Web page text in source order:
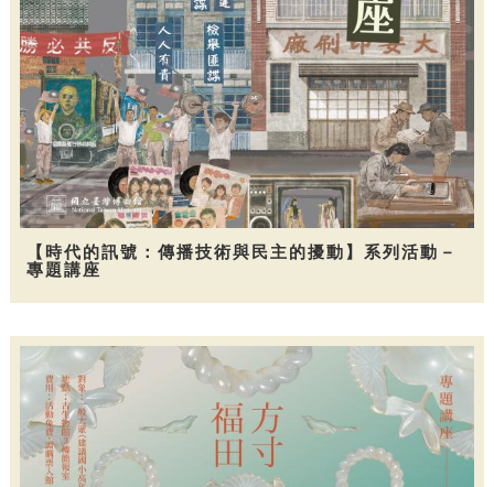
【時代的訊號：傳播技術與民主的擾動】系列活動－
專題講座